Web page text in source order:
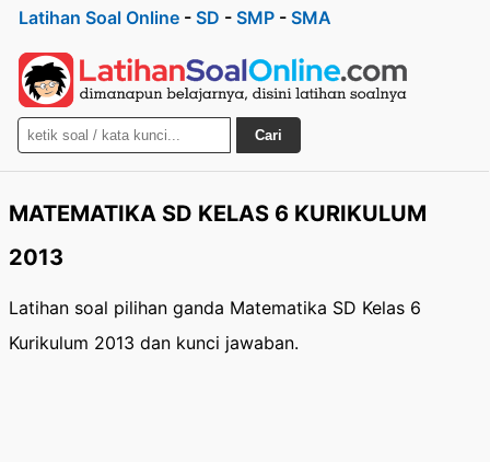
Latihan Soal Online - SD - SMP - SMA
Cari
MATEMATIKA SD KELAS 6 KURIKULUM
2013
Latihan soal pilihan ganda Matematika SD Kelas 6
Kurikulum 2013 dan kunci jawaban.